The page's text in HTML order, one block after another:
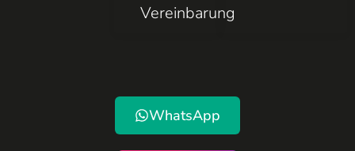
Vereinbarung
WhatsApp